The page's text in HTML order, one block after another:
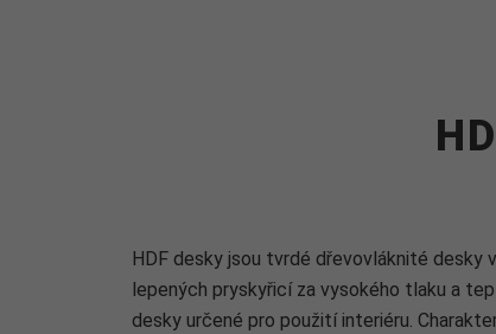
HDF desky jsou tvrdé dřevovláknité desky
lepených pryskyřicí za vysokého tlaku a
desky určené pro použití interiéru.